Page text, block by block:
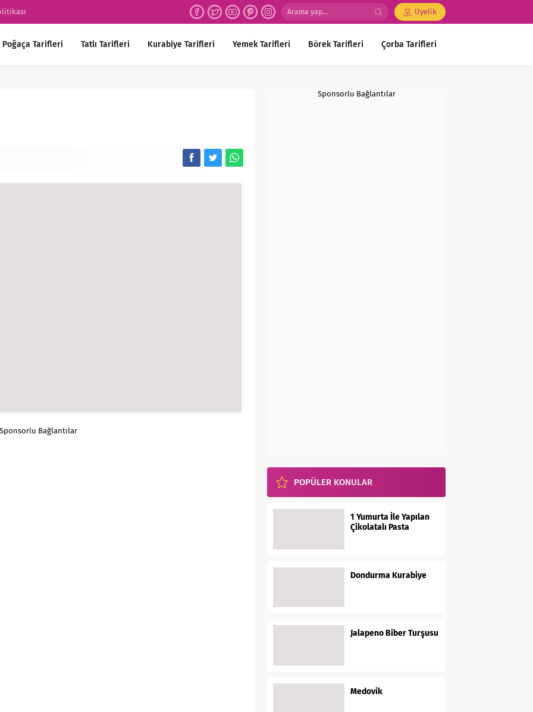
Üyelik
Poğaça Tarifleri Tatlı Tarifleri Kurabiye Tarifleri Yemek Tarifleri Börek Tarifleri Çorba Tarifleri
Bağlantılar
Sponsorlu Bağlantılar
POPÜLER KONULAR
1 Yumurta İle Yapılan
Çikolatalı Pasta
Dondurma Kurabiye
Jalapeno Biber Turşusu
Medovik